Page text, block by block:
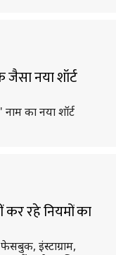
नया शॉर्ट
का नया शॉर्ट
रहे नियमों का
इंस्टाग्राम,